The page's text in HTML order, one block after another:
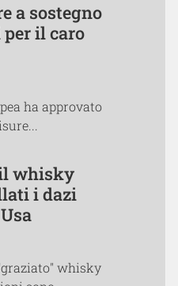
a sostegno
il caro
ha approvato
il whisky
i dazi
whisky